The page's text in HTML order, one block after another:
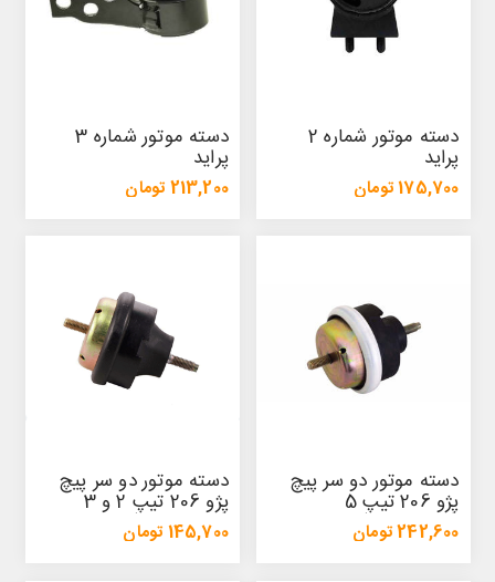
دسته موتور شماره 2
پراید
175,700 تومان
دسته موتور شماره 3
پراید
213,200 تومان
دسته موتور دو سر پیچ
پژو 206 تیپ 5
(هیدرومانت)
242,600 تومان
دسته موتور دو سر پیچ
پژو 206 تیپ 2 و 3
(هیدرومانت)
145,700 تومان